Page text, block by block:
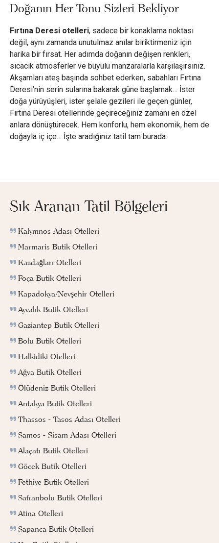
Doğanın Her Tonu Sizleri Bekliyor
Fırtına Deresi otelleri, sadece bir konaklama noktası
değil, aynı zamanda unutulmaz anılar biriktirmeniz için
harika bir fırsat. Her adımda doğanın değişen renkleri,
sıcacık atmosferler ve büyülü manzaralarla karşılaşırsınız.
Akşamları ateş başında sohbet ederken, sabahları Fırtına
Deresi’nin serin sularına bakarak güne başlamak… İster
doğa yürüyüşleri, ister şelale gezileri ile geçen günler,
Fırtına Deresi otellerinde geçireceğiniz zamanı en özel
anlara dönüştürecek. Hem konforlu, hem ekonomik, hem de
doğayla iç içe… İşte aradığınız tatil tam burada.
Sık Aranan Tatil Bölgeleri
Kalymnos Adası Otelleri
Marmaris Butik Otelleri
Kazdağları Otelleri
Foça Butik Otelleri
Kapadokya/Nevşehir Otelleri
Ayvalık Butik Otelleri
Gaziantep Butik Otelleri
Bolu Butik Otelleri
Halkidiki Otelleri
Ağva Butik Otelleri
Ölüdeniz Butik Otelleri
Antakya Butik Otelleri
Thassos - Tasos Adası Otelleri
Samos - Sisam Adası Otelleri
Alaçatı Butik Otelleri
Göcek Butik Otelleri
Fethiye Butik Otelleri
Safranbolu Butik Otelleri
Atina Otelleri
Sapanca Butik Otelleri